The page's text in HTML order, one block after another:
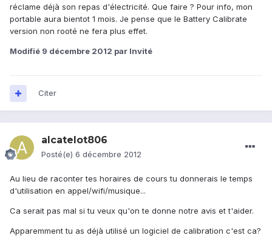
réclame déjà son repas d'électricité. Que faire ? Pour info, mon
portable aura bientot 1 mois. Je pense que le Battery Calibrate
version non rooté ne fera plus effet.
Modifié 9 décembre 2012 par Invité
Citer
alcatelot806
Posté(e) 6 décembre 2012
Au lieu de raconter tes horaires de cours tu donnerais le temps
d'utilisation en appel/wifi/musique...
Ca serait pas mal si tu veux qu'on te donne notre avis et t'aider.
Apparemment tu as déjà utilisé un logiciel de calibration c'est ca?